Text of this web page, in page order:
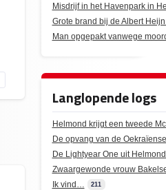
Misdrijf in het Havenpark in
Grote brand bij de Albert
Man opgepakt vanwege
Langlopende logs
Helmond krijgt een tweede
De opvang van de
De Lightyear One uit
Zwaargewonde vrouw
Ik vind… 211